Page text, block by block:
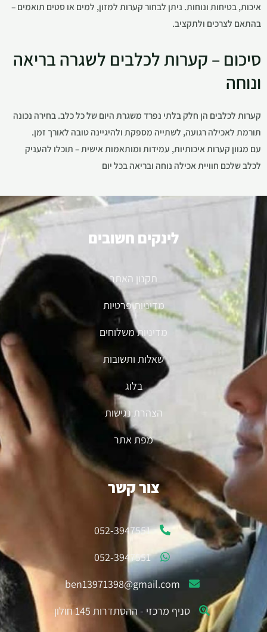
איכות, בטיחות ונוחות. ניתן לבחור קערות למזון, למים או סטים תואמים –
בהתאם לצרכים ולתקציב.
סיכום – קערות לכלבים לשגרה בריאה
ונוחה
קערות לכלבים הן חלק בלתי נפרד משגרת היום של כל כלב. בחירה נכונה
תורמת לאכילה רגועה, לשתייה מספקת ולהיגיינה טובה לאורך זמן.
עם מגוון קערות איכותיות, עמידות ומותאמות אישית – תוכלו להעניק
לכלב שלכם חוויית אכילה נוחה ובריאה בכל יום
צור קשר
052-3947551
052-3947551
ben13971398@gmail.com
סניף מרכזי - ההסתדרות 145 חולון
לינקים חשובים
תקנון האתר
מדיניות פרטיות
מדיניות משלוחים
שאלות ותשובות
בלוג
הצהרת נגישות
מפת אתר